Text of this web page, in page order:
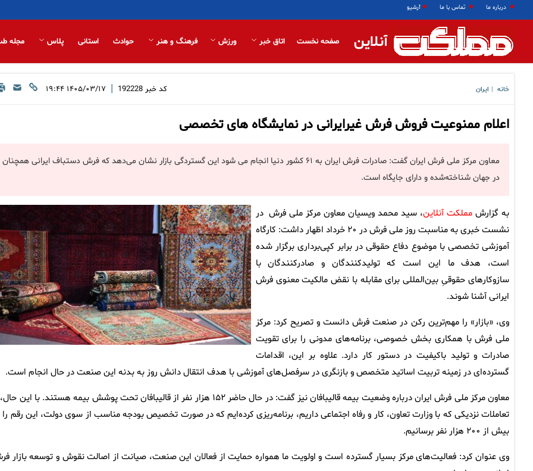
درباره ما تماس با ما آرشیو
آنلاین صفحه نخست اتاق خبر ورزش فرهنگ و هنر حوادث استانی پلاس مجله
خانه ایران کد خبر 192228
| ۱۴۰۵/۰۳/۱۷ ۱۹:۴۴
اعلام ممنوعیت فروش فرش غیرایرانی در نمایشگاه های تخصصی
معاون مرکز ملی فرش ایران گفت: صادرات فرش ایران به ۶۱ کشور دنیا انجام می شود این گستردگی بازار نشان می‌دهد که فرش دستباف ایرانی همچنان
در جهان شناخته‌شده و دارای جایگاه است.
به گزارش مملکت آنلاین، سید محمد ویسیان معاون مرکز ملی فرش در
نشست خبری به مناسبت روز ملی فرش در ۲۰ خرداد اظهار داشت: کارگاه
آموزشی تخصصی با موضوع دفاع حقوقی در برابر کپی‌برداری برگزار شده
است، هدف ما این است که تولیدکنندگان و صادرکنندگان با
سازوکارهای حقوقیِ بین‌المللی برای مقابله با نقض مالکیت معنوی فرش
ایرانی آشنا شوند.
وی، «بازار» را مهم‌ترین رکن در صنعت فرش دانست و تصریح کرد: مرکز
ملی فرش با همکاری بخش خصوصی، برنامه‌های مدونی را برای تقویت
صادرات و تولید باکیفیت در دستور کار دارد. علاوه بر این، اقدامات
گسترده‌ای در زمینه تربیت اساتید متخصص و بازنگری در سرفصل‌های آموزشی با هدف انتقال دانش روز به بدنه این صنعت در حال انجام است.
معاون مرکز ملی فرش ایران درباره وضعیت بیمه قالیبافان نیز گفت: در حال حاضر ۱۵۲ هزار نفر از قالیبافان تحت پوشش بیمه هستند. با این
تعاملات نزدیکی که با وزارت تعاون، کار و رفاه اجتماعی داریم، برنامه‌ریزی کرده‌ایم که در صورت تخصیص بودجه مناسب از سوی دولت، این رقم را
بیش از ۲۰۰ هزار نفر برسانیم.
وی عنوان کرد: فعالیت‌های مرکز بسیار گسترده است و اولویت ما همواره حمایت از فعالان این صنعت، صیانت از اصالت نقوش و توسعه بازار